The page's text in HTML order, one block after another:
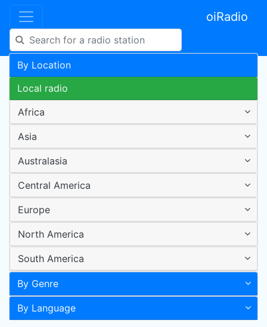
oiRadio
By Location
Local radio
Africa
Asia
Australasia
Central America
Europe
North America
South America
By Genre
By Language